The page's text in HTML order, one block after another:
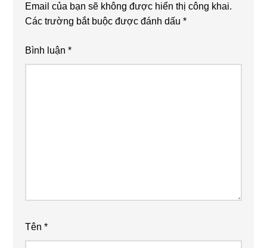
Email của bạn sẽ không được hiển thị công khai.
Các trường bắt buộc được đánh dấu*
Bình luận*
Tên*